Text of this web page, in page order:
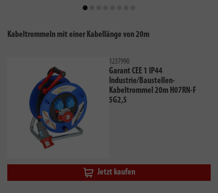
Kabeltrommeln mit einer Kabellänge von 20m
1237990
Garant CEE 1 IP44
Industrie/Baustellen-
Kabeltrommel 20m H07RN-F
5G2,5
Jetzt kaufen